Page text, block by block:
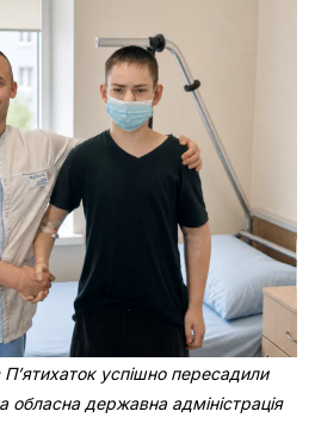
Пʼятихаток успішно пересадили
обласна державна адміністрація